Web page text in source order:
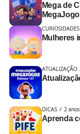
Situações
corretamente
Problemas
perda de
Geral
Problemas
Problemas
Casos de
Nosso time
aprimorar a
experiência dos
mais agradáveis e
Mega de
CURIOSIDADES
Mulheres
ATUALIZAÇÃO
DICAS 2
Aprenda